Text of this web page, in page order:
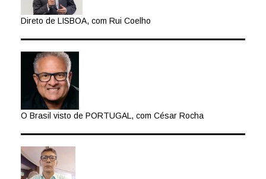
Direto de LISBOA, com Rui Coelho
O Brasil visto de PORTUGAL, com César Rocha